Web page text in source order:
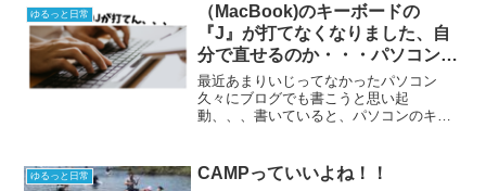
ゆるっと日常
（MacBook)のキーボードの
『J』が打てなくなりました、自
分で直せるのか・・・パソコン素
人が挑戦した結果
最近あまりいじってなかったパソコン
久々にブログでも書こうと思い起
動、、、書いていると、パソコンのキー
はMacBook Pro (15-inch, 2017)これはど
ゆるっと日常 CAMPっていいよね！！